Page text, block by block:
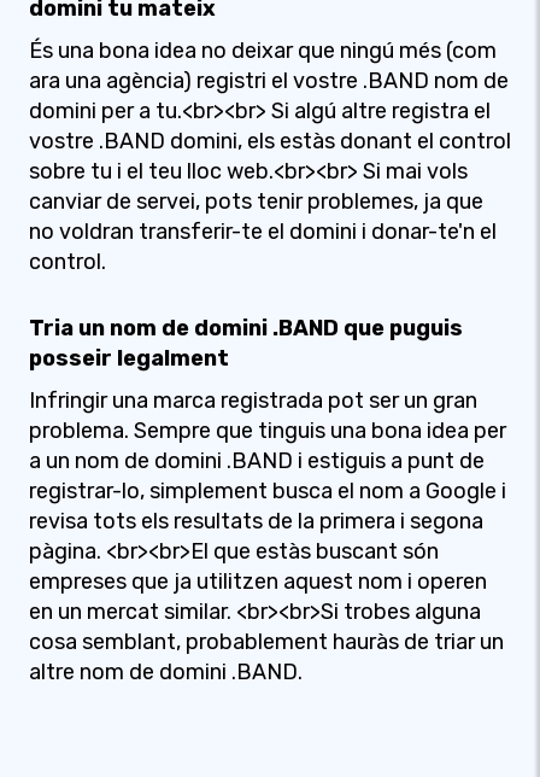
domini tu mateix
És una bona idea no deixar que ningú més (com
ara una agència) registri el vostre .BAND nom de
domini per a tu.<br><br> Si algú altre registra el
vostre .BAND domini, els estàs donant el control
sobre tu i el teu lloc web.<br><br> Si mai vols
canviar de servei, pots tenir problemes, ja que
no voldran transferir-te el domini i donar-te'n el
control.
Tria un nom de domini .BAND que puguis
posseir legalment
Infringir una marca registrada pot ser un gran
problema. Sempre que tinguis una bona idea per
a un nom de domini .BAND i estiguis a punt de
registrar-lo, simplement busca el nom a Google i
revisa tots els resultats de la primera i segona
pàgina. <br><br>El que estàs buscant són
empreses que ja utilitzen aquest nom i operen
en un mercat similar. <br><br>Si trobes alguna
cosa semblant, probablement hauràs de triar un
altre nom de domini .BAND.